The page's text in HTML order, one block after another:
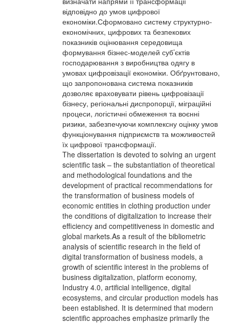
відповідно до умов цифрової
економіки.Сформовано систему структурно-
економічних, цифрових та безпекових
показників оцінювання середовища
формування бізнес-моделей суб’єктів
господарювання з виробництва одягу в
умовах цифровізації економіки. Обґрунтовано,
що запропонована система показників
дозволяє враховувати рівень цифровізації
бізнесу, регіональні диспропорції, міграційні
процеси, логістичні обмеження та воєнні
ризики, забезпечуючи комплексну оцінку умов
функціонування підприємств та можливостей
їх цифрової трансформації.
The dissertation is devoted to solving an urgent
scientific task – the substantiation of theoretical
and methodological foundations and the
development of practical recommendations for
the transformation of business models of
economic entities in clothing production under
the conditions of digitalization to increase their
efficiency and competitiveness in domestic and
global markets.As a result of the bibliometric
analysis of scientific research in the field of
digital transformation of business models, a
growth of scientific interest in the problems of
business digitalization, platform economy,
Industry 4.0, artificial intelligence, digital
ecosystems, and circular production models has
been established. It is determined that modern
scientific approaches emphasize primarily the